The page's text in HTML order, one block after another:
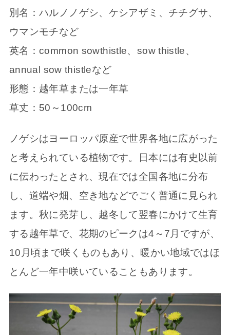
別名：ハルノノゲシ、ケシアザミ、チチグサ、
ウマンモチなど
英名：common sowthistle、sow thistle、
annual sow thistleなど
形態：越年草または一年草
草丈：50～100cm
ノゲシはヨーロッパ原産で世界各地に広がった
と考えられている植物です。日本には有史以前
に伝わったとされ、現在では全国各地に分布
し、道端や畑、空き地などでごく普通に見られ
ます。秋に発芽し、越冬して翌春にかけて生育
する越年草で、花期のピークは4～7月ですが、
10月頃まで咲くものもあり、暖かい地域ではほ
とんど一年中咲いていることもあります。